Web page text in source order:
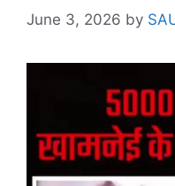
June 3, 2026 by